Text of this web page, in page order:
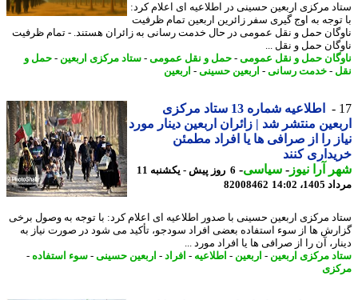
مرکزی اربعین حسینی در اطلاعیه ای اعلام کرد:
به اوج گیری سفر زائرین اربعین تمام ظرفیت
حمل و نقل عمومی در حال خدمت رسانی به زائران هستند. - تمام ظرفیت
حمل و نقل ...
حمل و نقل عمومی-حمل و نقل عمومی-ستاد مرکزی اربعین -حمل و
-خدمت رسانی-اربعین حسینی-اربعین
اطلاعیه شماره 13 ستاد مرکزی
منتشر شد | زائران اربعین دینار مورد
را از صرافی ها یا افراد مطمئن
کنند
آرا نیوز-سیاسی-
6 روز پیش - یکشنبه 11
14:02
82008462
مرکزی اربعین حسینی با صدور اطلاعیه ای اعلام کرد: با توجه به وصول برخی
ها از سوء استفاده بعضی افراد سودجو، تأکید می شود در صورت نیاز به
آن را از صرافی ها یا افراد مورد ...
مرکزی اربعین -اربعین -اطلاعیه-افراد - اربعین حسینی-سوء استفاده-